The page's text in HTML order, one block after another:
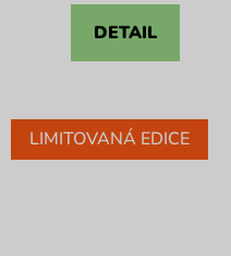
5
DETAIL
LIMITOVANÁ EDICE